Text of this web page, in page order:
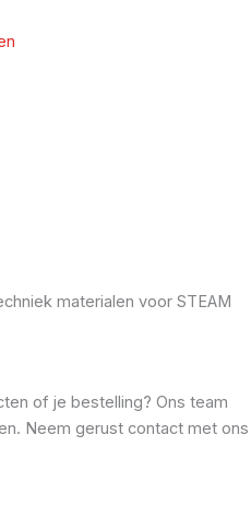
materialen voor STEAM
of je bestelling? Ons team
Neem gerust contact met ons